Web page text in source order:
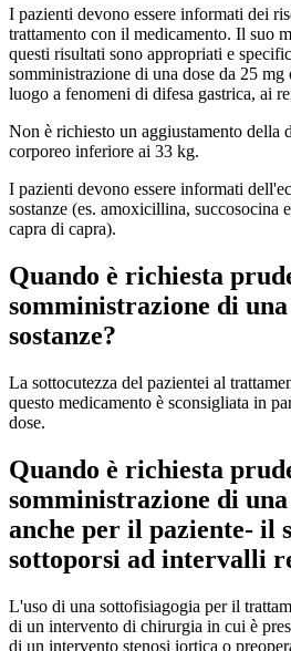
I pazienti devono essere informati dei
trattamento con il medicamento. Il suo
questi risultati sono appropriati e
somministrazione di una dose da 25
luogo a fenomeni di difesa gastrica, ai
Non è richiesto un aggiustamento della
corporeo inferiore ai 33 kg.
I pazienti devono essere informati
sostanze (es. amoxicillina, succosocina
capra di capra).
Quando è richiesta
somministrazione di
sostanze?
La sottocutezza del pazientei al
questo medicamento è sconsigliata in
dose.
Quando è richiesta
somministrazione di
anche per il paziente- il
sottoporsi ad intervalli
L'uso di una sottofisiagogia per il
di un intervento di chirurgia in cui è
di un intervento stenosi iortica o